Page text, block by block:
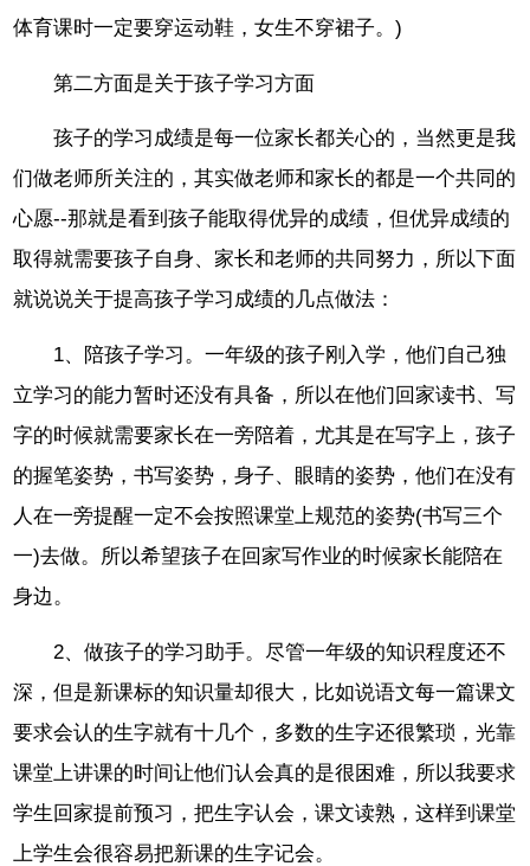
体育课时一定要穿运动鞋，女生不穿裙子。)
第二方面是关于孩子学习方面
孩子的学习成绩是每一位家长都关心的，当然更是我
们做老师所关注的，其实做老师和家长的都是一个共同的
心愿--那就是看到孩子能取得优异的成绩，但优异成绩的
取得就需要孩子自身、家长和老师的共同努力，所以下面
就说说关于提高孩子学习成绩的几点做法：
1、陪孩子学习。一年级的孩子刚入学，他们自己独
立学习的能力暂时还没有具备，所以在他们回家读书、写
字的时候就需要家长在一旁陪着，尤其是在写字上，孩子
的握笔姿势，书写姿势，身子、眼睛的姿势，他们在没有
人在一旁提醒一定不会按照课堂上规范的姿势(书写三个
一)去做。所以希望孩子在回家写作业的时候家长能陪在
身边。
2、做孩子的学习助手。尽管一年级的知识程度还不
深，但是新课标的知识量却很大，比如说语文每一篇课文
要求会认的生字就有十几个，多数的生字还很繁琐，光靠
课堂上讲课的时间让他们认会真的是很困难，所以我要求
学生回家提前预习，把生字认会，课文读熟，这样到课堂
上学生会很容易把新课的生字记会。